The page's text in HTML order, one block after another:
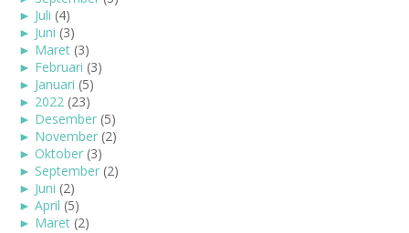
► Juli (4)
► Juni (3)
► Maret (3)
► Februari (3)
► Januari (5)
► 2022 (23)
► Desember (5)
► November (2)
► Oktober (3)
► September (2)
► Juni (2)
► April (5)
► Maret (2)